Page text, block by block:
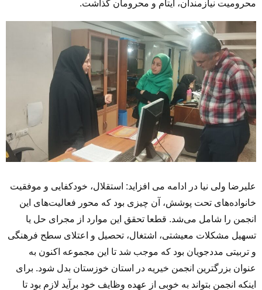
محرومیت نیازمندان، ایتام و محرومان گذاشت.
علیرضا ولی نیا در ادامه می افزاید: استقلال، خودکفایی و موفقیت
خانواده‌های تحت پوشش، آن چیزی بود که محور فعالیت‌های این
انجمن را شامل می‌شد. قطعا تحقق این موارد از مجرای حل یا
تسهیل مشکلات معیشتی، اشتغال، تحصیل و اعتلای سطح فرهنگی
و تربیتی مددجویان بود که موجب شد تا این مجموعه اکنون به
عنوان بزرگترین انجمن خیریه در استان خوزستان بدل شود. برای
اینکه انجمن بتواند به خوبی از عهده وظایف خود برآید لازم بود تا